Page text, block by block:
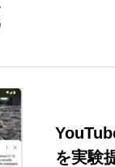
を実験